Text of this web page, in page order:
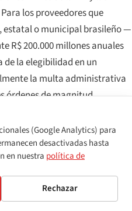
los proveedores que
estatal o municipal brasileño —
R$ 200.000 millones anuales
la elegibilidad en un
la multa administrativa
órdenes de magnitud.
delito la discriminación por
de uno a tres años y multa,
se ejerce «a través de
o por cualquier medio de
(Google Analytics) para
desactivadas hasta
en nuestra política de
Rechazar